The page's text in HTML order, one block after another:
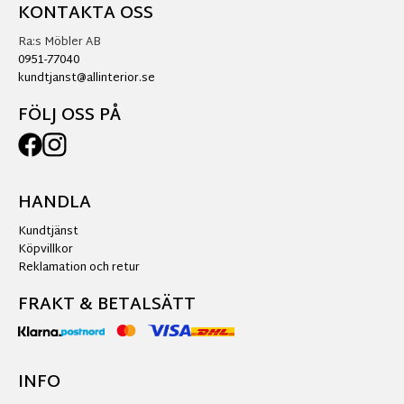
KONTAKTA OSS
Ra:s Möbler AB
0951-77040
kundtjanst@allinterior.se
FÖLJ OSS PÅ
HANDLA
Kundtjänst
Köpvillkor
Reklamation och retur
FRAKT & BETALSÄTT
INFO